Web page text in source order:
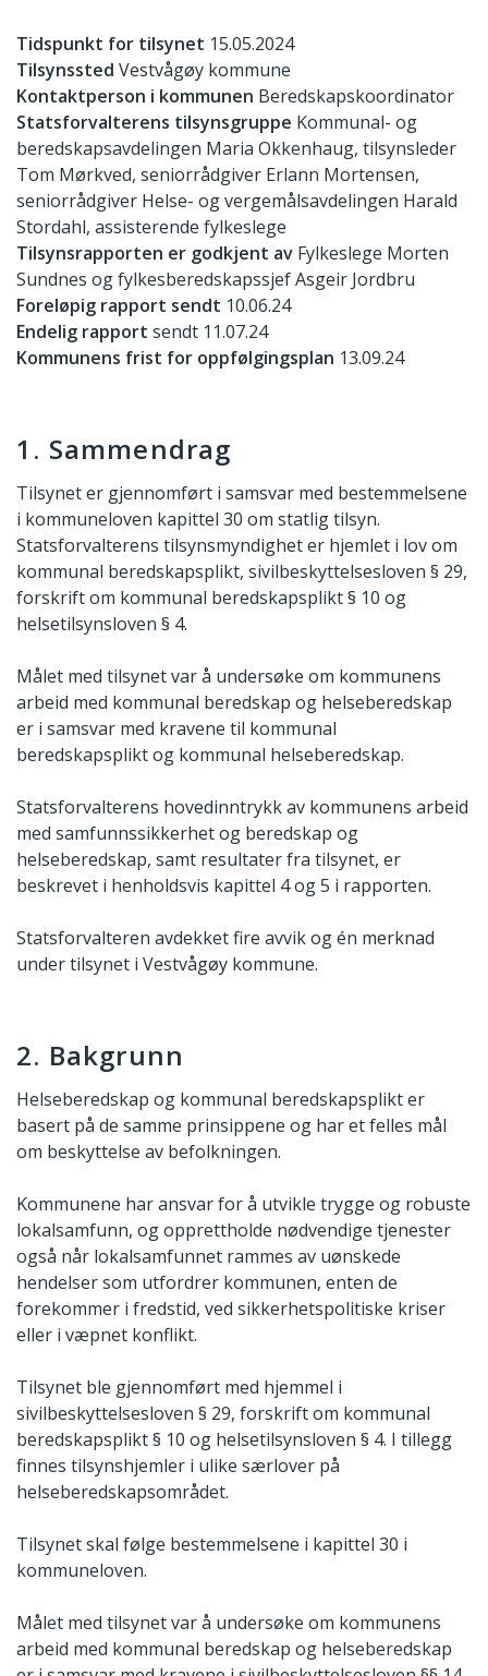
Tidspunkt for tilsynet 15.05.2024
Tilsynssted Vestvågøy kommune
Kontaktperson i kommunen Beredskapskoordinator
Statsforvalterens tilsynsgruppe Kommunal- og
beredskapsavdelingen Maria Okkenhaug, tilsynsleder
Tom Mørkved, seniorrådgiver Erlann Mortensen,
seniorrådgiver Helse- og vergemålsavdelingen Harald
Stordahl, assisterende fylkeslege
Tilsynsrapporten er godkjent av Fylkeslege Morten
Sundnes og fylkesberedskapssjef Asgeir Jordbru
Foreløpig rapport sendt 10.06.24
Endelig rapport sendt 11.07.24
Kommunens frist for oppfølgingsplan 13.09.24
1. Sammendrag
Tilsynet er gjennomført i samsvar med bestemmelsene
i kommuneloven kapittel 30 om statlig tilsyn.
Statsforvalterens tilsynsmyndighet er hjemlet i lov om
kommunal beredskapsplikt, sivilbeskyttelsesloven § 29,
forskrift om kommunal beredskapsplikt § 10 og
helsetilsynsloven § 4.
Målet med tilsynet var å undersøke om kommunens
arbeid med kommunal beredskap og helseberedskap
er i samsvar med kravene til kommunal
beredskapsplikt og kommunal helseberedskap.
Statsforvalterens hovedinntrykk av kommunens arbeid
med samfunnssikkerhet og beredskap og
helseberedskap, samt resultater fra tilsynet, er
beskrevet i henholdsvis kapittel 4 og 5 i rapporten.
Statsforvalteren avdekket fire avvik og én merknad
under tilsynet i Vestvågøy kommune.
2. Bakgrunn
Helseberedskap og kommunal beredskapsplikt er
basert på de samme prinsippene og har et felles mål
om beskyttelse av befolkningen.
Kommunene har ansvar for å utvikle trygge og robuste
lokalsamfunn, og opprettholde nødvendige tjenester
også når lokalsamfunnet rammes av uønskede
hendelser som utfordrer kommunen, enten de
forekommer i fredstid, ved sikkerhetspolitiske kriser
eller i væpnet konflikt.
Tilsynet ble gjennomført med hjemmel i
sivilbeskyttelsesloven § 29, forskrift om kommunal
beredskapsplikt § 10 og helsetilsynsloven § 4. I tillegg
finnes tilsynshjemler i ulike særlover på
helseberedskapsområdet.
Tilsynet skal følge bestemmelsene i kapittel 30 i
kommuneloven.
Målet med tilsynet var å undersøke om kommunens
arbeid med kommunal beredskap og helseberedskap